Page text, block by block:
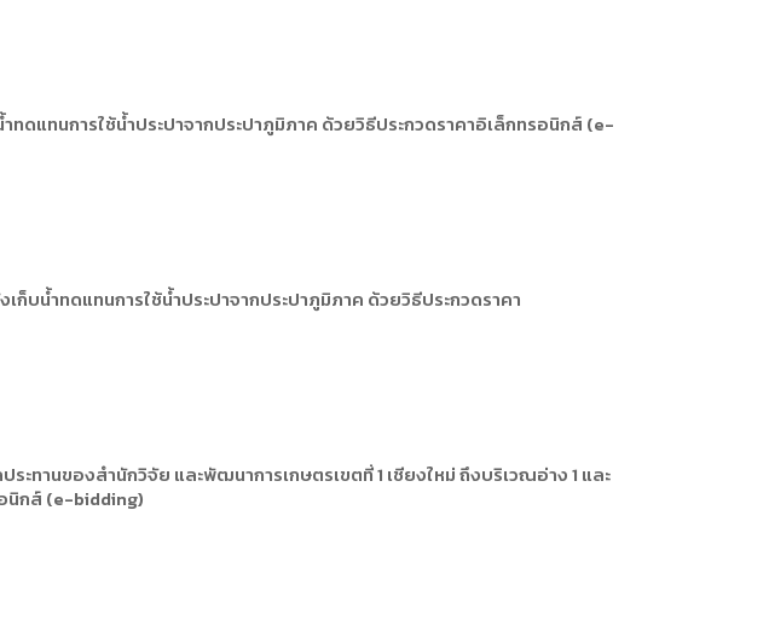
ทดแทนการใช้น้ำประปาจากประปาภูมิภาค ด้วยวิธีประกวดราคาอิเล็กทรอนิกส์ (e-
ก็บน้ำทดแทนการใช้น้ำประปาจากประปาภูมิภาค ด้วยวิธีประกวดราคา
ะทานของสำนักวิจัย และพัฒนาการเกษตรเขตที่ 1 เชียงใหม่ ถึงบริเวณอ่าง 1 และ
อนิกส์ (e-bidding)